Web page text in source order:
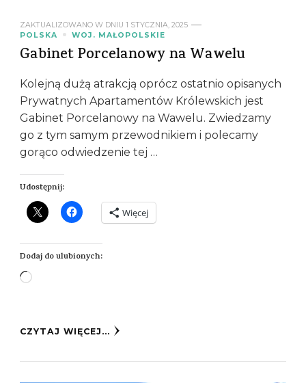
ZAKTUALIZOWANO W DNIU 1 STYCZNIA, 2025
POLSKA
WOJ. MAŁOPOLSKIE
Gabinet Porcelanowy na Wawelu
Kolejną dużą atrakcją oprócz ostatnio opisanych
Prywatnych Apartamentów Królewskich jest
Gabinet Porcelanowy na Wawelu. Zwiedzamy
go z tym samym przewodnikiem i polecamy
gorąco odwiedzenie tej …
Udostępnij:
Więcej
Dodaj do ulubionych:
Wczytywanie…
CZYTAJ WIĘCEJ...